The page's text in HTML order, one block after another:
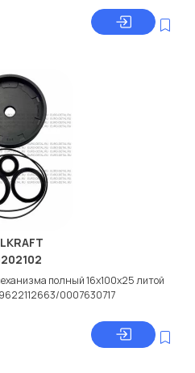
полный 16x100x25 литой
0007630717